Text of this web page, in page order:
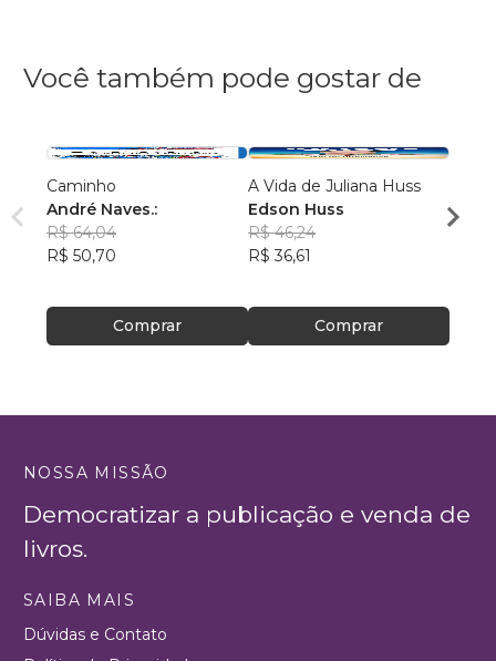
Você também pode gostar de
Caminho
André Naves.:
R$ 64,04
R$ 50,70
Comprar
A Vida de Juliana Huss
Edson Huss
R$ 46,24
R$ 36,61
Comprar
DOR
NOSSA MISSÃO
Democratizar a publicação e venda de
livros.
SAIBA MAIS
Dúvidas e Contato